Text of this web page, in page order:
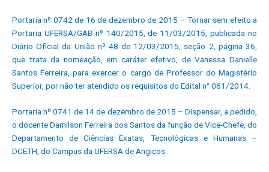
Portaria nº 0742 de 16 de dezembro de 2015 – Tornar sem efeito a
Portaria UFERSA/GAB nº 140/2015, de 11/03/2015, publicada no
Diário Oficial da União nº 48 de 12/03/2015, seção 2, página 36,
que trata da nomeação, em caráter efetivo, de Vanessa Danielle
Santos Ferreira, para exercer o cargo de Professor do Magistério
Superior, por não ter atendido os requisitos do Edital n° 061/2014.
Portaria nº 0741 de 14 de dezembro de 2015 – Dispensar, a pedido,
o docente Damilson Ferreira dos Santos da função de Vice-Chefe, do
Departamento de Ciências Exatas, Tecnológicas e Humanas –
DCETH, do Campus da UFERSA de Angicos.